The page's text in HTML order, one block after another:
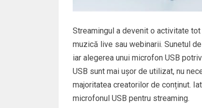
Streamingul a devenit o activitate
muzică live sau webinarii. Sunetul
iar alegerea unui microfon USB
USB sunt mai ușor de utilizat, nu
majoritatea creatorilor de conținut.
microfonul USB pentru streaming.